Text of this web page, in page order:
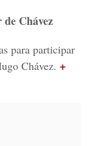
Chávez
para participar
Chávez. +